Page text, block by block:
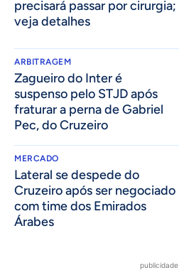
precisará passar por cirurgia;
veja detalhes
ARBITRAGEM
Zagueiro do Inter é
suspenso pelo STJD após
fraturar a perna de Gabriel
Pec, do Cruzeiro
MERCADO
Lateral se despede do
Cruzeiro após ser negociado
com time dos Emirados
Árabes
publicidade